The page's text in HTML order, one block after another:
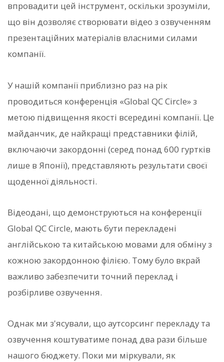
впровадити цей інструмент, оскільки зрозуміли,
що він дозволяє створювати відео з озвученням
презентаційних матеріалів власними силами
компанії.
У нашій компанії приблизно раз на рік
проводиться конференція «Global QC Circle» з
метою підвищення якості всередині компанії. Це
майданчик, де найкращі представники філій,
включаючи закордонні (серед понад 600 гуртків
лише в Японії), представляють результати своєї
щоденної діяльності.
Відеодані, що демонструються на конференції
Global QC Circle, мають бути перекладені
англійською та китайською мовами для обміну з
кожною закордонною філією. Тому було вкрай
важливо забезпечити точний переклад і
розбірливе озвучення.
Однак ми з'ясували, що аутсорсинг перекладу та
озвучення коштуватиме понад два рази більше
нашого бюджету. Поки ми міркували, як